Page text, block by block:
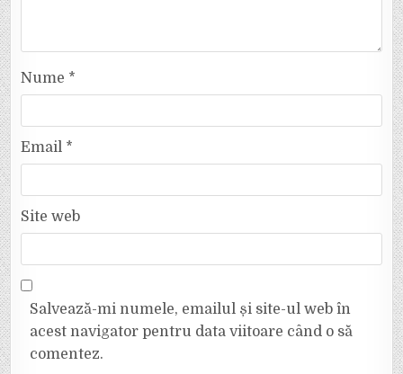
Nume *
Email *
Site web
Salvează-mi numele, emailul și site-ul web în
acest navigator pentru data viitoare când o să
comentez.